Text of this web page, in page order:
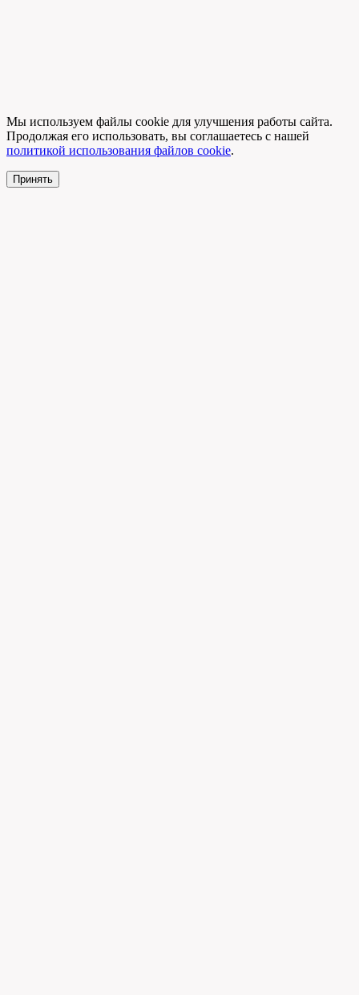
Мы используем файлы cookie для улучшения работы сайта.
Продолжая его использовать, вы соглашаетесь с нашей
политикой использования файлов cookie.
Принять